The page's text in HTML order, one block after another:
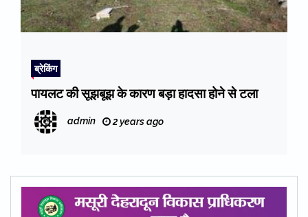
ब्रेकिंग
पायलट की सूझबूझ के कारण बड़ा हादसा होने से टला
admin 2 years ago